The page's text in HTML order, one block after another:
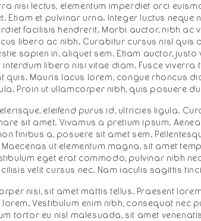
nisi lectus, elementum imperdiet orci
Etiam et pulvinar urna. Integer luctus neque
facilisis hendrerit. Morbi auctor, nibh ac
libero ac nibh. Curabitur cursus nisl quis
sapien in, aliquet sem. Etiam auctor, justo
libero nisi vitae diam. Fusce viverra
quis. Mauris lacus lorem, congue rhoncus
Proin ut ullamcorper nibh, quis posuere
eleifend purus id, ultricies ligula.
sit amet. Vivamus a pretium ipsum.
finibus a, posuere sit amet sem.
ut elementum magna, sit amet
eget erat commodo, pulvinar nibh
velit cursus nec. Nam iaculis sagittis
nisi, sit amet mattis tellus. Praesent
Vestibulum enim nibh, consequat nec
tortor eu nisl malesuada, sit amet